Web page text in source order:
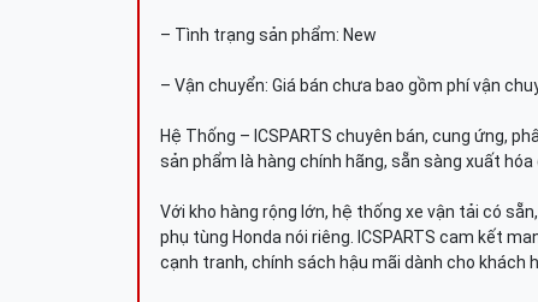
– Tình trạng sản phẩm: New
– Vận chuyển: Giá bán chưa bao gồm phí vận
Hệ Thống – ICSPARTS chuyên bán, cung ứng,
sản phẩm là hàng chính hãng, sẵn sàng xuất
Với kho hàng rộng lớn, hệ thống xe vận tải có
phụ tùng Honda nói riêng. ICSPARTS cam kết
cạnh tranh, chính sách hậu mãi dành cho khách